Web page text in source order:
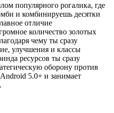
популярного рогалика, где
и комбинируешь десятки
отличие
количество золотых
чему ты сразу
улучшения и классы
ресурсов ты сразу
оборону против
5.0+ и занимает